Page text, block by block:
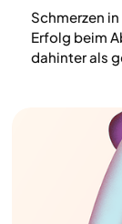
Schmerzen
Erfolg beim
dahinter als
Ursachen.
was die
Hier erfährst